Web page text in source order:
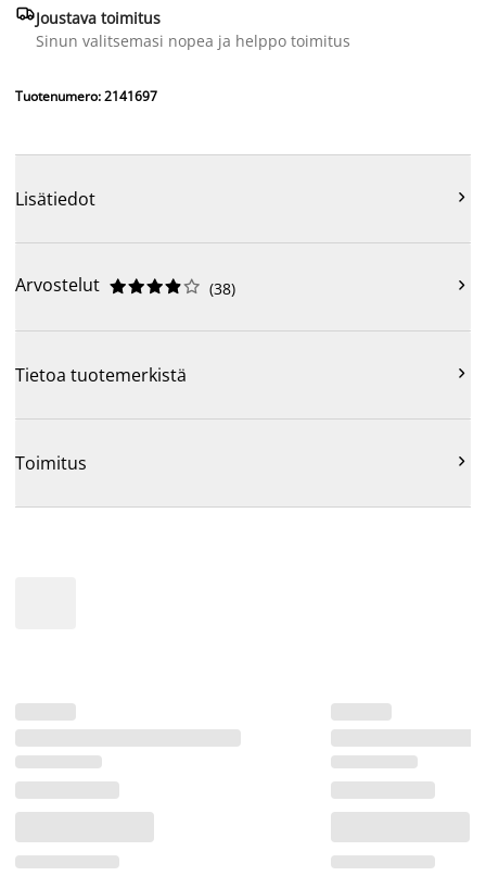
Joustava toimitus
Sinun valitsemasi nopea ja helppo toimitus
Tuotenumero: 2141697
Lisätiedot 
Arvostelut 




 (38) 
Tietoa tuotemerkistä 
Toimitus 